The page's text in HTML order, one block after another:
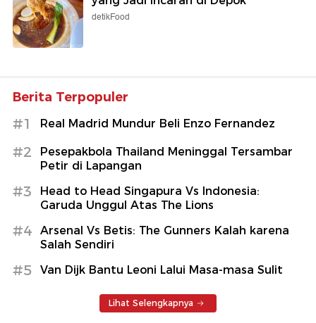
detikFood
Berita Terpopuler
#1 Real Madrid Mundur Beli Enzo Fernandez
#2
Pesepakbola Thailand Meninggal Tersambar
Petir di Lapangan
#3
Head to Head Singapura Vs Indonesia:
Garuda Unggul Atas The Lions
#4
Arsenal Vs Betis: The Gunners Kalah karena
Salah Sendiri
#5 Van Dijk Bantu Leoni Lalui Masa-masa Sulit
Lihat Selengkapnya